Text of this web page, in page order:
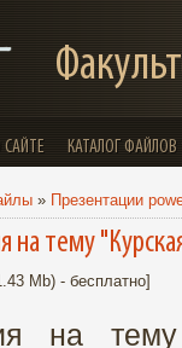
КАТАЛОГ ФАЙЛОВ
» Презентации
на тему
Mb) - бесплатно]
на